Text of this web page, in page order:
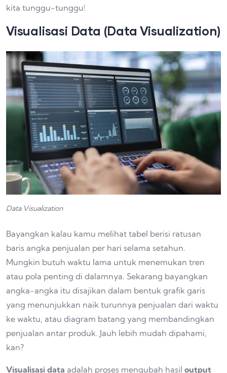
kita tunggu-tunggu!
Visualisasi Data (Data Visualization)
Data Visualization
Bayangkan kalau kamu melihat tabel berisi ratusan
baris angka penjualan per hari selama setahun.
Mungkin butuh waktu lama untuk menemukan tren
atau pola penting di dalamnya. Sekarang bayangkan
angka-angka itu disajikan dalam bentuk grafik garis
yang menunjukkan naik turunnya penjualan dari waktu
ke waktu, atau diagram batang yang membandingkan
penjualan antar produk. Jauh lebih mudah dipahami,
kan?
Visualisasi data adalah proses mengubah hasil output